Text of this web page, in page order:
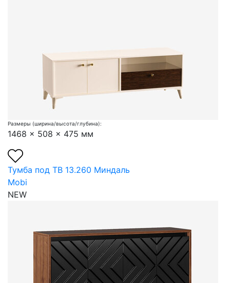
Размеры (ширина/высота/глубина):
1468 x 508 x 475 мм
Тумба под ТВ 13.260 Миндаль
Mobi
NEW